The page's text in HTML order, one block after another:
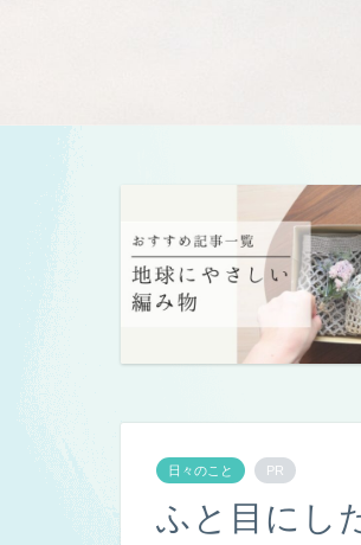
日々のこと PR
ふと目にし